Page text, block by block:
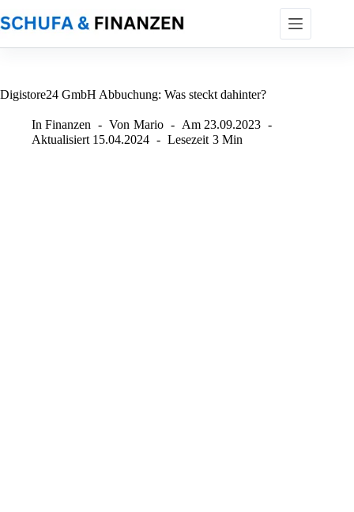
Inhalt
springen
Digistore24 GmbH Abbuchung: Was steckt dahinter?
In Finanzen Von Mario Am 23.09.2023
Aktualisiert 15.04.2024 Lesezeit 3 Min